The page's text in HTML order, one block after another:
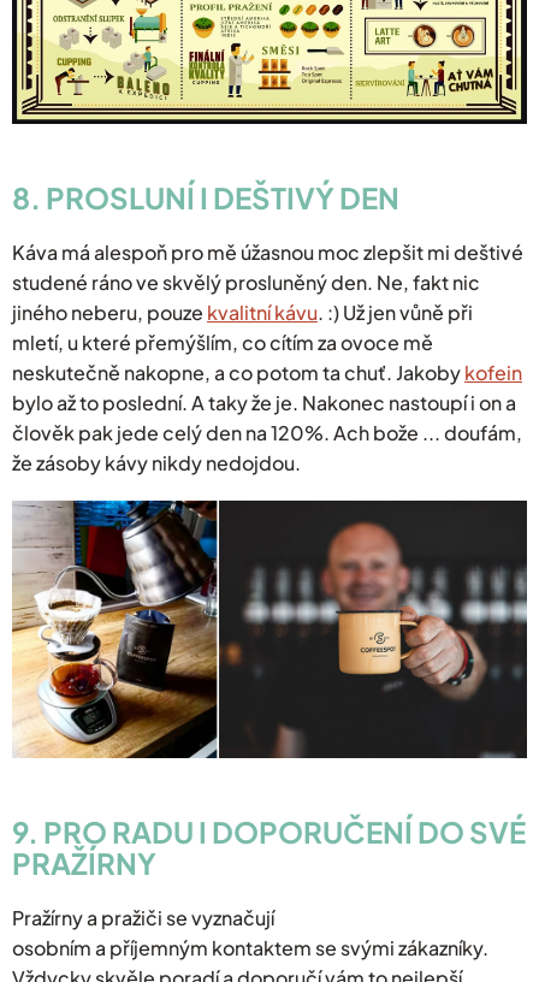
8. PROSLUNÍ I DEŠTIVÝ DEN
Káva má alespoň pro mě úžasnou moc zlepšit mi deštivé
studené ráno ve skvělý prosluněný den. Ne, fakt nic
jiného neberu, pouze kvalitní kávu. :) Už jen vůně při
mletí, u které přemýšlím, co cítím za ovoce mě
neskutečně nakopne, a co potom ta chuť. Jakobykofein
bylo až to poslední. A taky že je. Nakonec nastoupí i on a
člověk pak jede celý den na 120%. Ach bože ... doufám,
že zásoby kávy nikdy nedojdou.
9. PRO RADU I DOPORUČENÍ DO SVÉ
PRAŽÍRNY
Pražírny a pražiči se vyznačují
osobním a příjemným kontaktem se svými zákazníky.